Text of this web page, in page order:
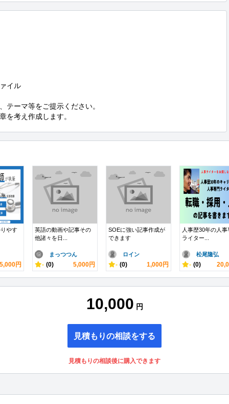
イル
テーマ等をご提示ください。
を考え作成します。
やす
円
英語の動画や記事その
他諸々を日...
まっつつん
- (0) 5,000円
SOEに強い記事作成が
できます
ロイン
- (0) 1,000円
人事歴30年の人事
ライター...
松尾隆弘
- (0)
10,000 円
見積もりの相談をする
見積もりの相談後に購入できます